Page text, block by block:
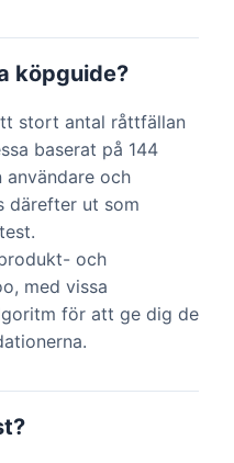
köpguide?
stort antal råttfällan
baserat på 144
och
därefter ut som
och
med vissa
för att ge dig de